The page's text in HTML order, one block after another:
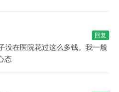
回复
没在医院花过这么多钱。我一般
态